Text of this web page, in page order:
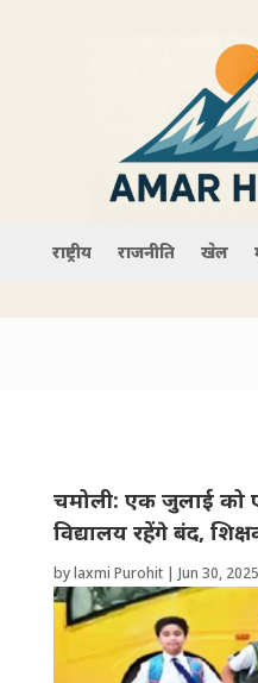
राष्ट्रीय राजनीति खेल
चमोली: एक जुलाई को
विद्यालय रहेंगे बंद,
bylaxmi Purohit| Jun 30, 2025